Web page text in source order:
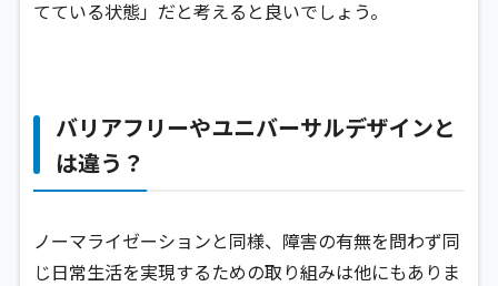
てている状態」だと考えると良いでしょう。
バリアフリーやユニバーサルデザインと
は違う？
ノーマライゼーションと同様、障害の有無を問わず同
じ日常生活を実現するための取り組みは他にもありま